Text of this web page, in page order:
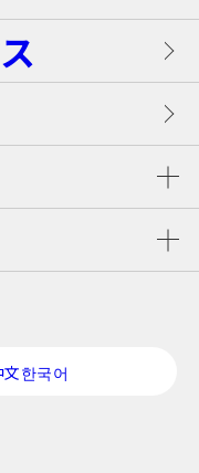
ルド
ース
コース
ライン
한국어